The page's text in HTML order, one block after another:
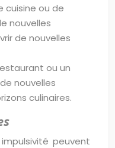
cuisine ou de
nouvelles
de nouvelles
ou un
nouvelles
culinaires.
peuvent